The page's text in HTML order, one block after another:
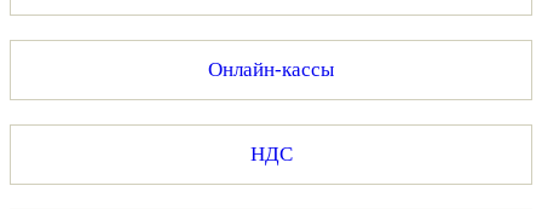
Онлайн-кассы
НДС